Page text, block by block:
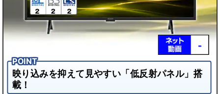
映り込みを抑えて見やすい「低反射パネル」搭
載！